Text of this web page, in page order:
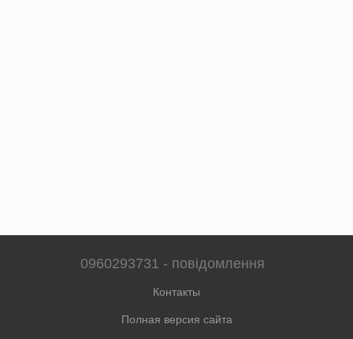
0960293731 - повідомлення
Контакты
Полная версия сайта